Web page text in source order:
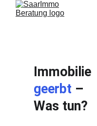
Immobilie
geerbt –
Was tun?